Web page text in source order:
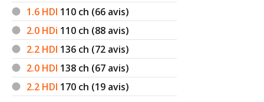
19/20
2.0 HDi 110 ch Auto, 210 000km 2003
Finition(0
16/20 2.0 HDi 110 ch 164000
2.0 HDi 110 ch 225000km an 2004
1.6 HDI 110 ch (66 avis)
2.0 HDi 110 ch (88 avis)
2.2 HDI 136 ch (72 avis)
2.0 HDI 138 ch (67 avis)
2.2 HDI 170 ch (19 avis)